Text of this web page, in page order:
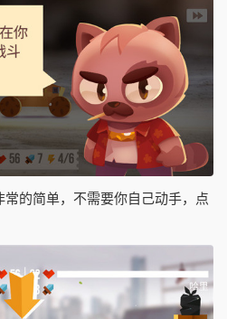
的简单，不需要你自己动手，点